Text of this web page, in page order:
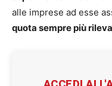
alle imprese ad esse
quota sempre più